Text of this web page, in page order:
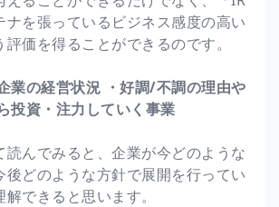
ナを張っているビジネス感度の高い
価を得ることができるのです。
業の経営状況 ・好調/不調の理由や
投資・注力していく事業
読んでみると、企業が今どのような
後どのような方針で展開を行ってい
できると思います。